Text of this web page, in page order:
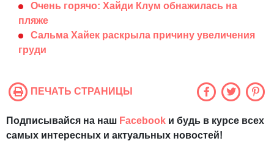
Очень горячо: Хайди Клум обнажилась на
пляже
Сальма Хайек раскрыла причину увеличения
груди
ПЕЧАТЬ СТРАНИЦЫ
Подписывайся на наш Facebook и будь в курсе всех
самых интересных и актуальных новостей!